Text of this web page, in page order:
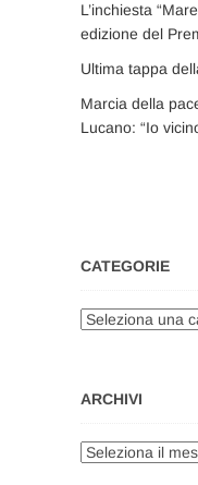
L’inchiesta
edizione del
Ultima tappa
Marcia della
Lucano: “Io
CATEGORIE
Categorie
ARCHIVI
Archivi